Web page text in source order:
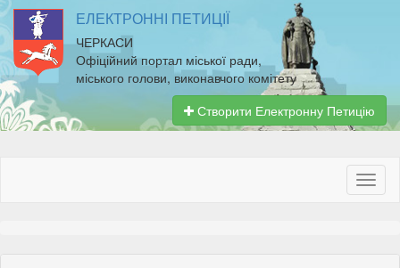
ЕЛЕКТРОННІ ПЕТИЦІЇ
ЧЕРКАСИ
Офіційний портал міської ради,
міського голови, виконавчого комітету
Створити Електронну Петицію